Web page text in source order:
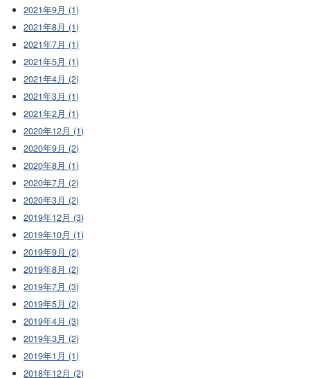
2021年9月 (1)
2021年8月 (1)
2021年7月 (1)
2021年5月 (1)
2021年4月 (2)
2021年3月 (1)
2021年2月 (1)
2020年12月 (1)
2020年9月 (2)
2020年8月 (1)
2020年7月 (2)
2020年3月 (2)
2019年12月 (3)
2019年10月 (1)
2019年9月 (2)
2019年8月 (2)
2019年7月 (3)
2019年5月 (2)
2019年4月 (3)
2019年3月 (2)
2019年1月 (1)
2018年12月 (2)